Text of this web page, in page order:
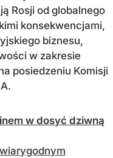
Rosji od globalnego
konsekwencjami,
biznesu,
w zakresie
posiedzeniu Komisji
w dosyć dziwną